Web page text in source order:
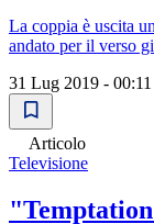
La coppia è uscita
andato per il verso
31 Lug 2019 - 00:11
Articolo
Televisione